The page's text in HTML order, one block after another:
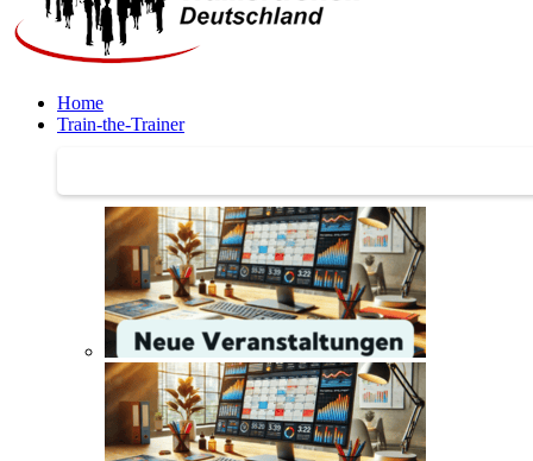
Home
Train-the-Trainer